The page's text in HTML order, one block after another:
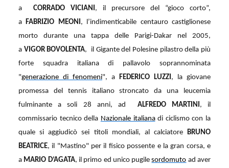
a CORRADO VICIANI , il precursore del “gioco corto”,
a FABRIZIO MEONI , l’indimenticabile centauro castiglionese
morto durante una tappa delle Parigi-Dakar nel 2005,
a VIGOR BOVOLENTA, il Gigante del Polesine pilastro della più
forte squadra italiana di pallavolo soprannominata
"generazione di fenomeni", a FEDERICO LUZZI , la giovane
promessa del tennis italiano stroncato da una leucemia
fulminante a soli 28 anni, ad ALFREDO MARTINI , il
commissario tecnico della Nazionale italianadi ciclismo con la
quale si aggiudicò sei titoli mondiali, al calciatore
BRUNO
BEATRICE, il "Mastino" per il fisico possente e la gran corsa, e
a MARIO D’AGATA, il primo ed unico pugilesordomuto ad aver